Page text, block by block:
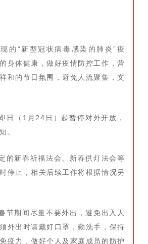
的“新型冠状病毒感染的肺炎”疫
身体健康，做好疫情防控工作，营
和的节日氛围，避免人流聚集，文
日（1月24日）起暂停对外开放，
。
的新春祈福法会、新春供灯法会等
停止，相关后续工作将根据情况另
节期间尽量不要外出，避免出入人
外出时请戴好口罩，勤洗手，保持
疫力，做好个人及家庭成员的防护